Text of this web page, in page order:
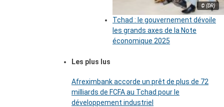
© (DR)
Tchad : le gouvernement dévoile
les grands axes de la Note
économique 2025
Les plus lus
Afreximbank accorde un prêt de plus de 72
milliards de FCFA au Tchad pour le
développement industriel